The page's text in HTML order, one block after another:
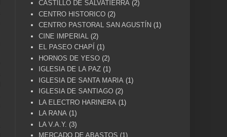
CASTILLO DE SALVATIERRA (2)
CENTRO HISTORICO (2)
CENTRO PASTORAL SAN AGUSTÍN (1)
CINE IMPERIAL
(2)
EL PASEO CHAPÍ
(1)
HORNOS DE YESO (2)
IGLESIA DE LA PAZ (1)
IGLESIA DE SANTA MARIA (1)
IGLESIA DE SANTIAGO (2)
LA ELECTRO HARINERA (1)
LA RANA (1)
LA V.A.Y. (3)
MERCADO DE ABASTOS (1)